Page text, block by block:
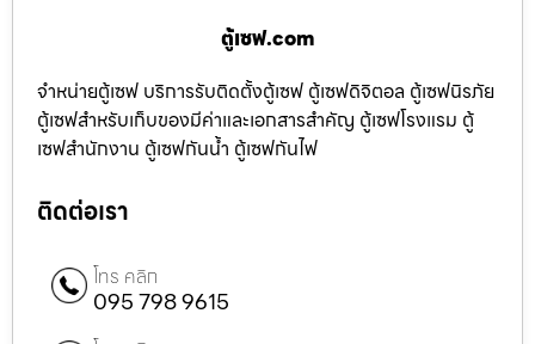
ตู้เซฟ.com
จำหน่ายตู้เซฟ บริการรับติดตั้งตู้เซฟ ตู้เซฟดิจิตอล ตู้เซฟนิรภัย
ตู้เซฟสำหรับเก็บของมีค่าและเอกสารสำคัญ ตู้เซฟโรงแรม ตู้
เซฟสำนักงาน ตู้เซฟกันน้ำ ตู้เซฟกันไฟ
ติดต่อเรา
โทร คลิก
095 798 9615